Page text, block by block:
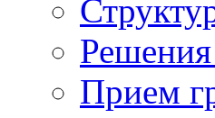
Решения
Прием